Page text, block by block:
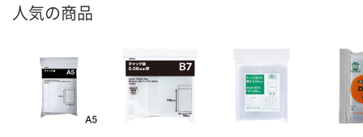
人気の商品